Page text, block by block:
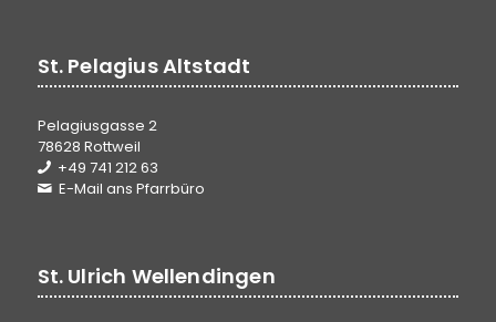
St. Pelagius Altstadt
Pelagiusgasse 2
78628 Rottweil
+49 741 212 63
E-Mail ans Pfarrbüro
St. Ulrich Wellendingen